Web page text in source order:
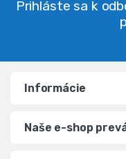
Prihláste sa k
Informácie
Naše e-shop